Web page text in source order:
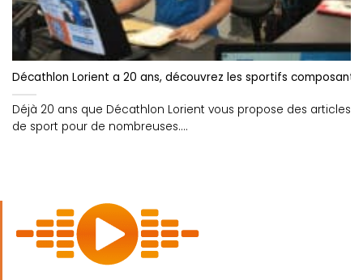
Décathlon Lorient a 20 ans, découvrez les sportifs composant
Déjà 20 ans que Décathlon Lorient vous propose des articles
de sport pour de nombreuses....